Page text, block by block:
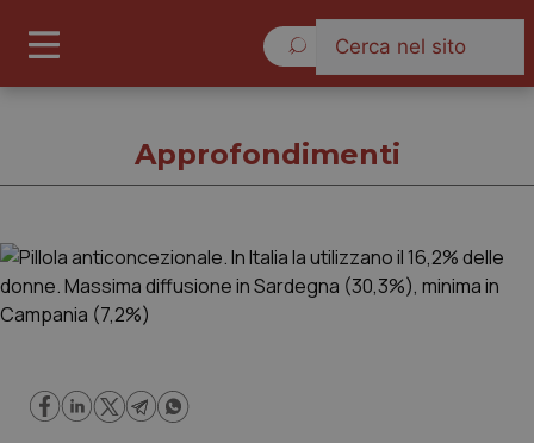
Governo e Parlamento
Approfondimenti